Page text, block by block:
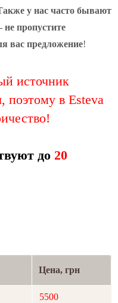
у нас часто бывают
пропустите
вас предложение!
источник
поэтому в Esteva
до 20
Цена, грн
5500